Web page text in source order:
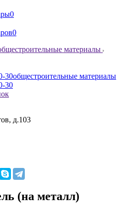
0
0
материалы
30общестроительные материалы
30
д.103
(на металл)